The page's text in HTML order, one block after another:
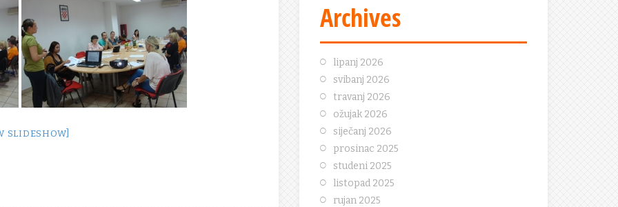
SLIDESHOW]
Archives
lipanj 2026
svibanj 2026
travanj 2026
ožujak 2026
siječanj 2026
prosinac 2025
studeni 2025
listopad 2025
rujan 2025